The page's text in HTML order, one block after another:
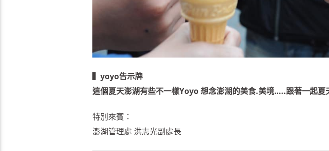
▍yoyo告示牌
這個夏天澎湖有些不一樣Yoyo 想念澎湖的美食.美境…..跟著一起夏
特別來賓：
澎湖管理處 洪志光副處長